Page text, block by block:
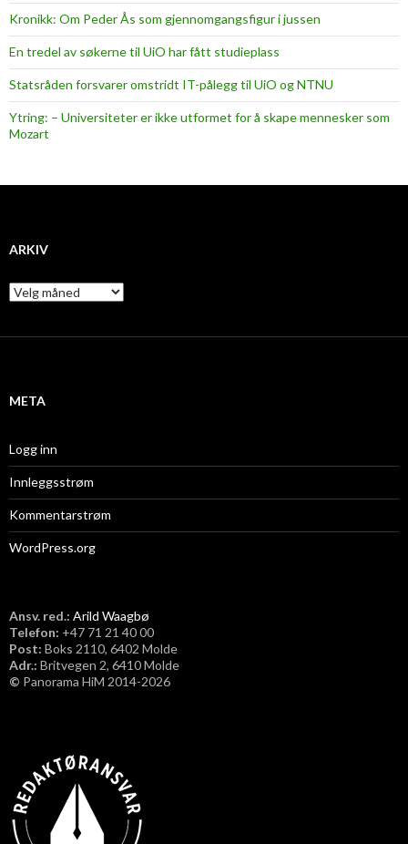
Kronikk: Om Peder Ås som gjennomgangsfigur i jussen
En tredel av søkerne til UiO har fått studieplass
Statsråden forsvarer omstridt IT-pålegg til UiO og NTNU
Ytring: – Universiteter er ikke utformet for å skape mennesker som
Mozart
ARKIV
A
r
i
META
Logg inn
Innleggsstrøm
Kommentarstrøm
WordPress.org
Ansv. red.: Arild Waagbø
Telefon: ​+47 71 21 40 00
Post: Boks 2110, 6402 Molde
Adr.: Britvegen 2, 6410 Molde
© Panorama HiM 2014-2026